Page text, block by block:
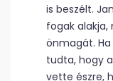
is beszélt.
fogak
önmagát.
tudta, hogy
vette észre,